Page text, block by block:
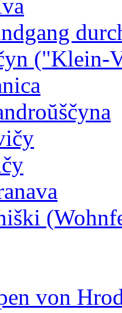
("Klein-
von